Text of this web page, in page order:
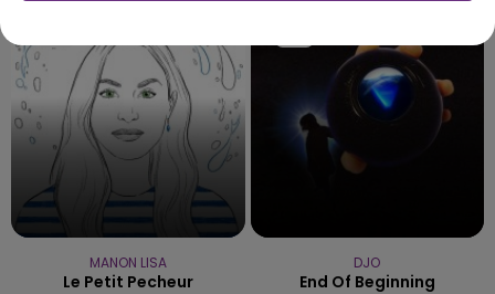
MANON LISA
Le Petit Pecheur
DJO
End Of Beginning